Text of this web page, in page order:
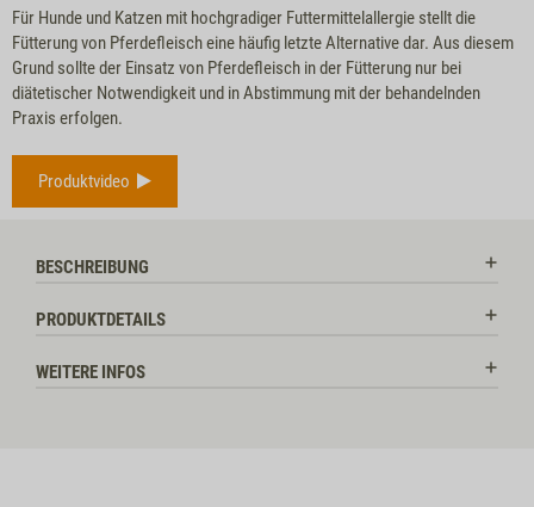
Für Hunde und Katzen mit hochgradiger Futtermittelallergie stellt die
Fütterung von Pferdefleisch eine häufig letzte Alternative dar. Aus diesem
Grund sollte der Einsatz von Pferdefleisch in der Fütterung nur bei
diätetischer Notwendigkeit und in Abstimmung mit der behandelnden
Praxis erfolgen.
Produktvideo
BESCHREIBUNG
PRODUKTDETAILS
WEITERE INFOS